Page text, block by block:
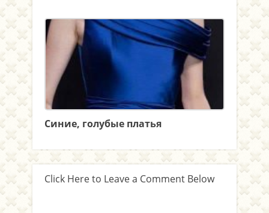
Синие, голубые платья
Click Here to Leave a Comment Below